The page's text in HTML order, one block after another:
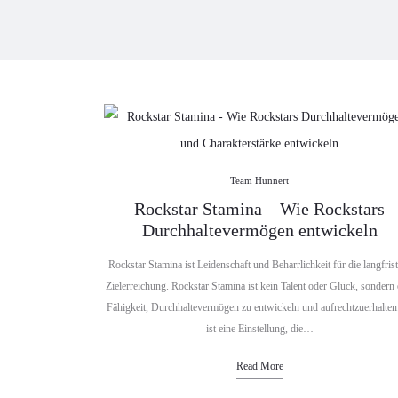
Team Hunnert
Rockstar Stamina – Wie Rockstars
Durchhaltevermögen entwickeln
Rockstar Stamina ist Leidenschaft und Beharrlichkeit für die
Zielerreichung. Rockstar Stamina ist kein Talent oder Glück, sondern
Fähigkeit, Durchhaltevermögen zu entwickeln und
ist eine Einstellung, die…
Read More